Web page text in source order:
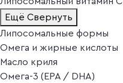
Ещё Свернуть
Липосомальные формы
Омега и жирные кислоты
Масло криля
Омега-3 (EPA / DHA)